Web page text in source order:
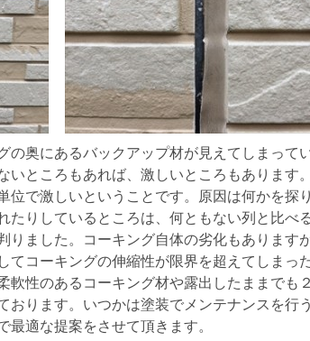
の奥にあるバックアップ材が見えてしまって
いところもあれば、激しいところもあります
位で激しいということです。原因は何かを探
たりしているところは、何ともない列と比べ
りました。コーキング自体の劣化もあります
てコーキングの伸縮性が限界を超えてしまっ
軟性のあるコーキング材や露出したままでも
おります。いつかは塗装でメンテナンスを行
適な提案をさせて頂きます。